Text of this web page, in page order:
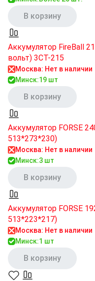
В корзину
Аккумулятор FireBall
вольт) 3СТ-215
Москва: Нет в наличии
Минск:19 шт
В корзину
Аккумулятор FORSE
513*273*230)
Москва: Нет в наличии
Минск:3 шт
В корзину
Аккумулятор FORSE
513*223*217)
Москва: Нет в наличии
Минск:1 шт
В корзину